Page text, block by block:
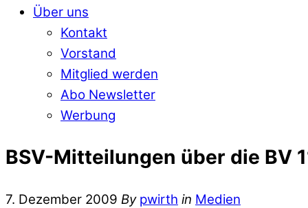
Über uns
Kontakt
Vorstand
Mitglied werden
Abo Newsletter
Werbung
BSV-Mitteilungen über die BV
7. Dezember 2009 By pwirth in Medien